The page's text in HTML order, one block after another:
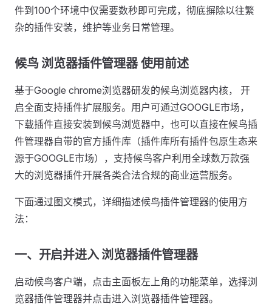
件到100个环境中仅需要数秒即可完成，彻底摒除以往繁
杂的插件安装，维护等业务日常管理。
候鸟 浏览器插件管理器 使用前述
基于Google chrome浏览器研发的候鸟浏览器内核， 开
启全面支持插件扩展服务。用户可通过GOOGLE市场，
下载插件直接安装到候鸟浏览器中，也可以直接在候鸟插
件管理器自带的官方插件库（插件库所有插件包原生态来
源于GOOGLE市场），支持候鸟客户利用全球数万款强
大的浏览器插件开展各类合法合规的商业运营服务。
下面通过图文模式，详细描述候鸟插件管理器的使用方
法：
一、开启并进入 浏览器插件管理器
启动候鸟客户端，点击主面板左上角的功能菜单，选择浏
览器插件管理器并点击进入浏览器插件管理器。